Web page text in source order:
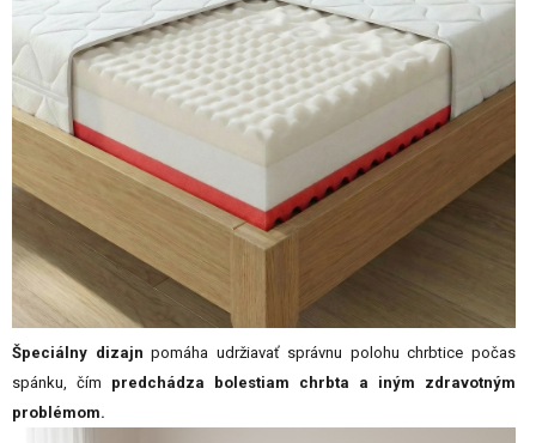
Špeciálny dizajn pomáha udržiavať správnu polohu chrbtice počas
spánku, čím predchádza bolestiam chrbta a iným zdravotným
problémom.